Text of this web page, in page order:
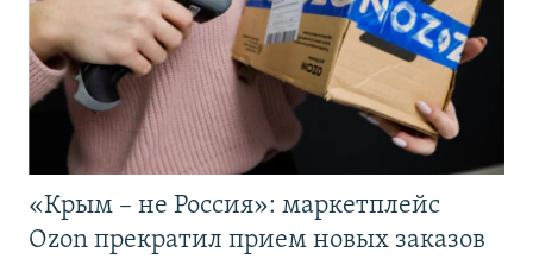
«Крым – не Россия»: маркетплейс
Ozon прекратил прием новых заказов